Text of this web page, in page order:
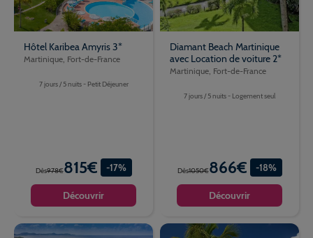
Hôtel Karibea Amyris 3*
Martinique, Fort-de-France
7 jours / 5 nuits - Petit Déjeuner
Dès978€815€ -17%
Découvrir
Diamant Beach Martinique
avec Location de voiture 2*
Martinique, Fort-de-France
7 jours / 5 nuits - Logement seul
Dès1050€866€ -18%
Découvrir